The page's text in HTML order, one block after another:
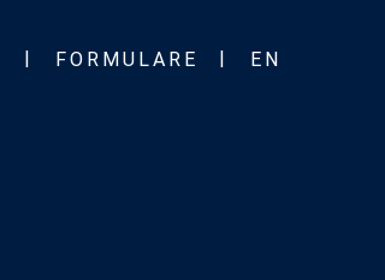
FORMULARE EN